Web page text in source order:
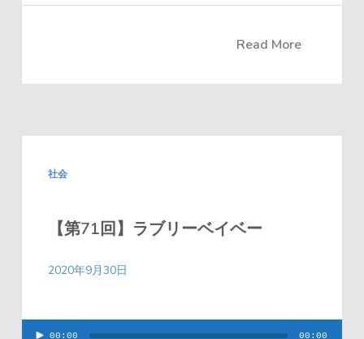
Read More
社会
【第71回】ラブリーベイベー
2020年9月30日
00:00 00:00